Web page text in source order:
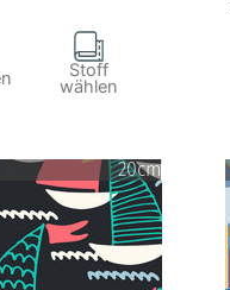
Stoff
wählen
20cm